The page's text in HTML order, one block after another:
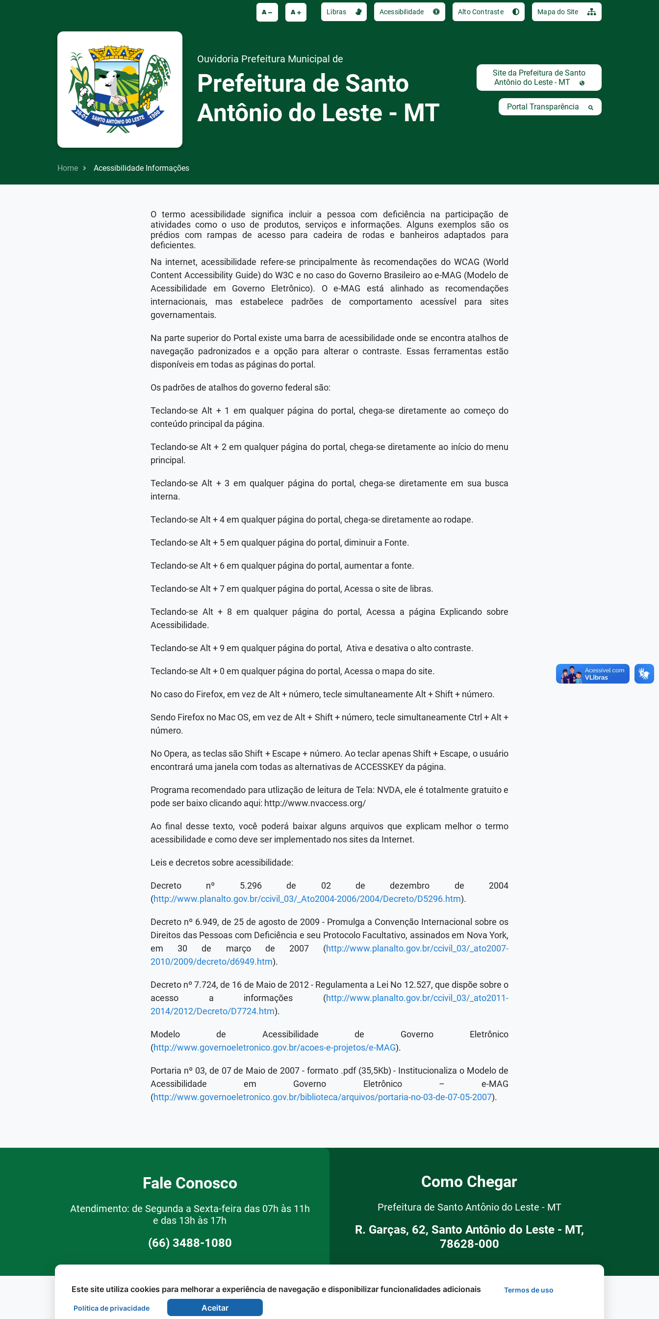
A A Libras Acessibilidade Alto Contraste Mapa do Site
Ouvidoria Prefeitura Municipal de
Prefeitura de Santo
Antônio do Leste - MT
Site da Prefeitura de Santo
Antônio do Leste - MT
Portal Transparência
Home Acessibilidade Informações
O termo acessibilidade significa incluir a pessoa com deficiência na participação de
atividades como o uso de produtos, serviços e informações. Alguns exemplos são os
prédios com rampas de acesso para cadeira de rodas e banheiros adaptados para
deficientes.
Na internet, acessibilidade refere-se principalmente às recomendações do WCAG (World
Content Accessibility Guide) do W3C e no caso do Governo Brasileiro ao e-MAG (Modelo de
Acessibilidade em Governo Eletrônico). O e-MAG está alinhado as recomendações
internacionais, mas estabelece padrões de comportamento acessível para sites
governamentais.
Na parte superior do Portal existe uma barra de acessibilidade onde se encontra atalhos de
navegação padronizados e a opção para alterar o contraste. Essas ferramentas estão
disponíveis em todas as páginas do portal.
Os padrões de atalhos do governo federal são:
Teclando-se Alt + 1 em qualquer página do portal, chega-se diretamente ao começo do
conteúdo principal da página.
Teclando-se Alt + 2 em qualquer página do portal, chega-se diretamente ao início do menu
principal.
Teclando-se Alt + 3 em qualquer página do portal, chega-se diretamente em sua busca
interna.
Teclando-se Alt + 4 em qualquer página do portal, chega-se diretamente ao rodape.
Teclando-se Alt + 5 em qualquer página do portal, diminuir a Fonte.
Teclando-se Alt + 6 em qualquer página do portal, aumentar a fonte.
Teclando-se Alt + 7 em qualquer página do portal, Acessa o site de libras.
Teclando-se Alt + 8 em qualquer página do portal, Acessa a página Explicando sobre
Acessibilidade.
Teclando-se Alt + 9 em qualquer página do portal, Ativa e desativa o alto contraste.
Teclando-se Alt + 0 em qualquer página do portal, Acessa o mapa do site.
No caso do Firefox, em vez de Alt + número, tecle simultaneamente Alt + Shift + número.
Sendo Firefox no Mac OS, em vez de Alt + Shift + número, tecle simultaneamente Ctrl + Alt +
número.
No Opera, as teclas são Shift + Escape + número. Ao teclar apenas Shift + Escape, o usuário
encontrará uma janela com todas as alternativas de ACCESSKEY da página.
Programa recomendado para utlização de leitura de Tela: NVDA, ele é totalmente gratuito e
pode ser baixo clicando aqui: http://www.nvaccess.org/
Ao final desse texto, você poderá baixar alguns arquivos que explicam melhor o termo
acessibilidade e como deve ser implementado nos sites da Internet.
Leis e decretos sobre acessibilidade:
Decreto nº 5.296 de 02 de dezembro de 2004
(http://www.planalto.gov.br/ccivil_03/_Ato2004-2006/2004/Decreto/D5296.htm).
Decreto nº 6.949, de 25 de agosto de 2009 - Promulga a Convenção Internacional sobre os
Direitos das Pessoas com Deficiência e seu Protocolo Facultativo, assinados em Nova York,
em 30 de março de 2007 (http://www.planalto.gov.br/ccivil_03/_ato2007-
2010/2009/decreto/d6949.htm).
Decreto nº 7.724, de 16 de Maio de 2012 - Regulamenta a Lei No 12.527, que dispõe sobre o
acesso a informações (http://www.planalto.gov.br/ccivil_03/_ato2011-
2014/2012/Decreto/D7724.htm).
Modelo de Acessibilidade de Governo Eletrônico
(http://www.governoeletronico.gov.br/acoes-e-projetos/e-MAG).
Portaria nº 03, de 07 de Maio de 2007 - formato .pdf (35,5Kb) - Institucionaliza o Modelo de
Acessibilidade em Governo Eletrônico – e-MAG
(http://www.governoeletronico.gov.br/biblioteca/arquivos/portaria-no-03-de-07-05-2007).
Fale Conosco
Atendimento: de Segunda a Sexta-feira das 07h às 11h
e das 13h às 17h
(66) 3488-1080
Como Chegar
Prefeitura de Santo Antônio do Leste - MT
R. Garças, 62, Santo Antônio do Leste - MT,
78628-000
©2026 - Todos os direitos reservados.
Este site utiliza cookies para melhorar a experiência de navegação e disponibilizar funcionalidades adicionais Termos de uso
Política de privacidade Aceitar